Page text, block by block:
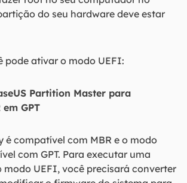
do seu hardware deve estar
pode ativar o modo UEFI:
Partition Master para
GPT
é compatível com MBR e o modo
com GPT. Para executar uma
modo UEFI, você precisará converter